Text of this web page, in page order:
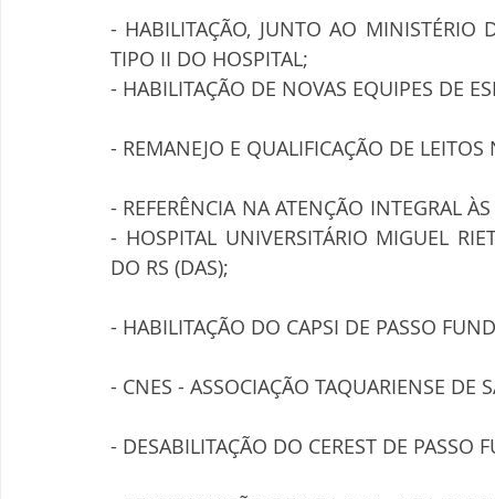
- HABILITAÇÃO, JUNTO AO MINISTÉRIO
TIPO II DO HOSPITAL;
- HABILITAÇÃO DE NOVAS EQUIPES DE
- REMANEJO E QUALIFICAÇÃO DE
- REFERÊNCIA NA ATENÇÃO INTEGRAL
- HOSPITAL UNIVERSITÁRIO MIGUEL
DO RS (DAS);
- HABILITAÇÃO DO CAPSI DE PASSO
- CNES - ASSOCIAÇÃO TAQUARIENSE DE
- DESABILITAÇÃO DO CEREST DE PASSO